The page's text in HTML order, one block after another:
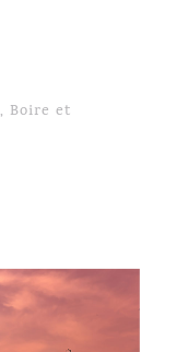
, Boire et